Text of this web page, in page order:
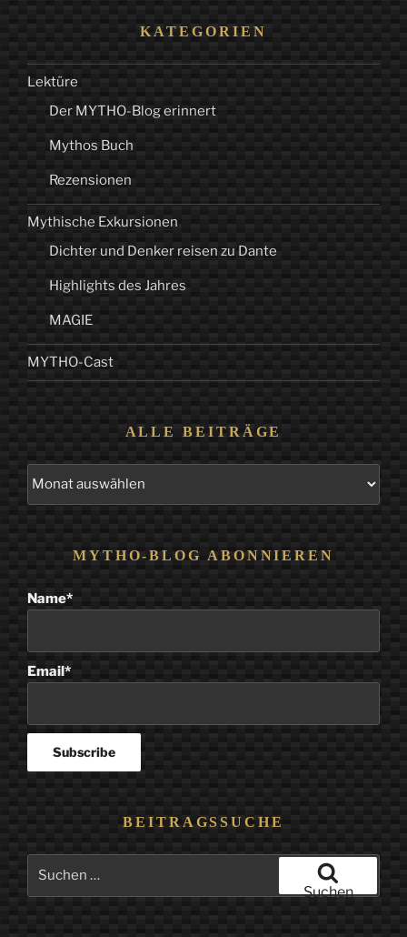
KATEGORIEN
Lektüre
Der MYTHO-Blog erinnert
Mythos Buch
Rezensionen
Mythische Exkursionen
Dichter und Denker reisen zu Dante
Highlights des Jahres
MAGIE
MYTHO-Cast
ALLE BEITRÄGE
MYTHO-BLOG ABONNIEREN
Name*
Email*
BEITRAGSSUCHE
Suchen